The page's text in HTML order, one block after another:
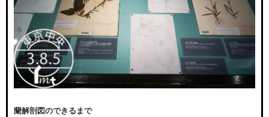
蘭解剖図のできるまで